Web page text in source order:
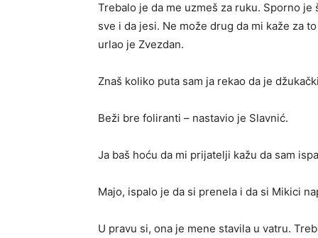
Trebalo je da me uzmeš za ruku. Sporno
sve i da jesi. Ne može drug da mi kaže za
urlao je Zvezdan.
Znaš koliko puta sam ja rekao da je
Beži bre foliranti – nastavio je Slavnić.
Ja baš hoću da mi prijatelji kažu da sam
Majo, ispalo je da si prenela i da si Mikici
U pravu si, ona je mene stavila u vatru.